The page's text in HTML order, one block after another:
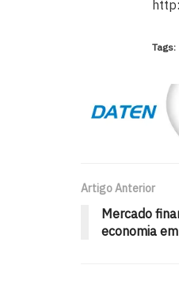
Tags:
Artigo Anterior
Mercado
economia